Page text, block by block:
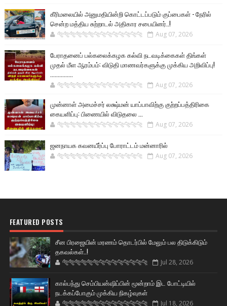
கீரிமலையில் அனுமதியின்றி கொட்டப்படும் குப்பைகள் - நேரில்
சென்ற மத்திய சுற்றாடல் அதிகார சபையினர்..!
🐅🐅🐅🐅🐅🐅🐆🐆🐆🐆🐆🐆🐆🐆 Aug 07, 2026
பேராதனைப் பல்கலைக்கழக கல்வி நடவடிக்கைகள் திங்கள்
முதல் மீள ஆரம்பம்: விடுதி மாணவர்களுக்கு முக்கிய அறிவிப்பு!
...............
🐅🐅🐅🐅🐅🐅🐆🐆🐆🐆🐆🐆🐆🐆 Aug 07, 2026
முன்னாள் அமைச்சர் லக்ஷ்மன் யாப்பாவிற்கு குற்றப்பத்திரிகை
கையளிப்பு: பிணையில் விடுதலை ...
🐅🐅🐅🐅🐅🐅🐆🐆🐆🐆🐆🐆🐆🐆 Aug 07, 2026
ஜனநாயக கவனயீர்ப்பு போராட்டம் மன்னாரில்
🐅🐅🐅🐅🐅🐅🐆🐆🐆🐆🐆🐆🐆🐆 Aug 07, 2026
FEATURED POSTS
சீன பிரஜையின் மரணம் தொடர்பில் மேலும் பல திடுக்கிடும்
தகவல்கள்..!
🐅🐅🐅🐅🐅🐅🐆🐆🐆🐆🐆🐆🐆🐆 Jul 28, 2026
கால்பந்து செம்பியன்ஷிப்பின் மூன்றாம் இட போட்டியில்
நடக்கப்போகும் முக்கிய நிகழ்வுகள்
🐅🐅🐅🐅🐅🐅🐆🐆🐆🐆🐆🐆🐆🐆 Jul 18, 2026